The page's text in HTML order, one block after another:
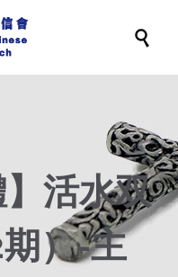

活水双
）-主